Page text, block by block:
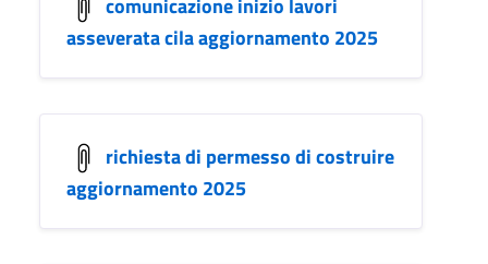
asseverata cila aggiornamento 2025
richiesta di permesso di costruire
aggiornamento 2025